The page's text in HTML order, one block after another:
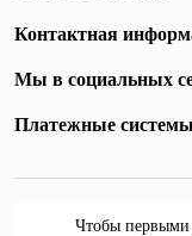
Контактная
Мы в социальных
Платежные системы
Чтобы первыми